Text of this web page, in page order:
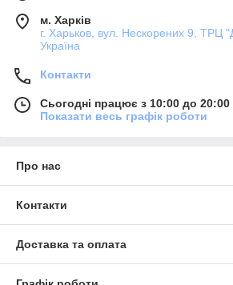
м. Харків
г. Харьков, вул. Нескорених 9, ТРЦ
Україна
Контакти
Сьогодні працює з 10:00 до 20:00
Показати весь графік роботи
Про нас
Контакти
Доставка та оплата